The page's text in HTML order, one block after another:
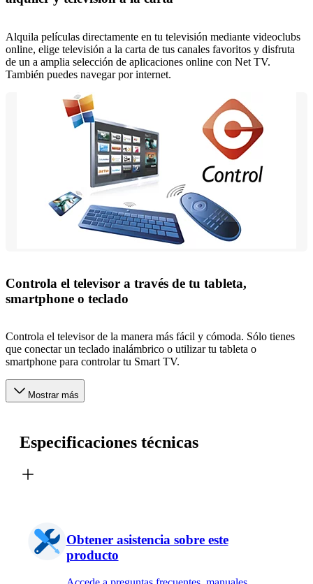
Alquila películas directamente en tu televisión mediante videoclubs
online, elige televisión a la carta de tus canales favoritos y disfruta
de un a amplia selección de aplicaciones online con Net TV.
También puedes navegar por internet.
Controla el televisor a través de tu tableta,
smartphone o teclado
Controla el televisor de la manera más fácil y cómoda. Sólo tienes
que conectar un teclado inalámbrico o utilizar tu tableta o
smartphone para controlar tu Smart TV.
Mostrar más
Especificaciones técnicas
Obtener asistencia sobre este
producto